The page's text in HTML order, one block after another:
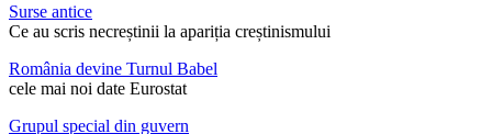
Surse antice
Ce au scris necreștinii la apariția creștinismului
România devine Turnul Babel
cele mai noi date Eurostat
Grupul special din guvern